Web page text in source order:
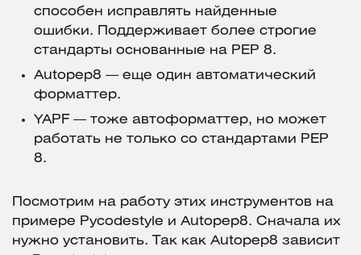
способен исправлять найденные
ошибки. Поддерживает более строгие
стандарты основанные на PEP 8.
Autopep8 — еще один автоматический
форматтер.
YAPF — тоже автоформаттер, но может
работать не только со стандартами PEP
8.
Посмотрим на работу этих инструментов на
примере Pycodestyle и Autopep8. Сначала их
нужно установить. Так как Autopep8 зависит